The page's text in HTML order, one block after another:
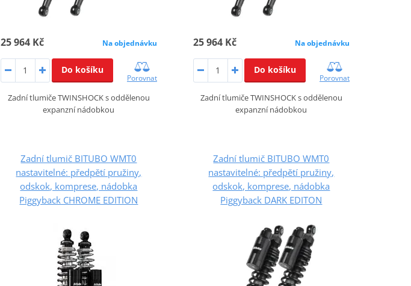
25 964 Kč Na objednávku
Do košíku
Porovnat
Zadní tlumiče TWINSHOCK s oddělenou
expanzní nádobkou
25 964 Kč Na objednávku
Do košíku
Porovnat
Zadní tlumiče TWINSHOCK s oddělenou
expanzní nádobkou
Zadní tlumič BITUBO WMT0
nastavitelné: předpětí pružiny,
odskok, komprese, nádobka
Piggyback CHROME EDITION
Zadní tlumič BITUBO WMT0
nastavitelné: předpětí pružiny,
odskok, komprese, nádobka
Piggyback DARK EDITON